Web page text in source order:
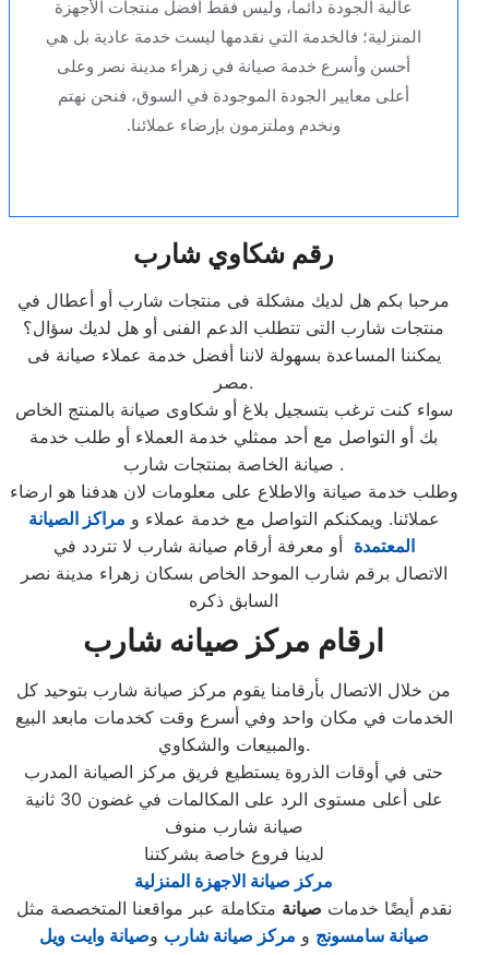
عالية الجودة دائماً، وليس فقط أفضل منتجات الأجهزة
المنزلية؛ فالخدمة التي نقدمها ليست خدمة عادية بل هي
أحسن وأسرع خدمة صيانة في زهراء مدينة نصر وعلى
أعلى معايير الجودة الموجودة في السوق، فنحن نهتم
ونخدم وملتزمون بإرضاء عملائنا.
رقم شكاوي شارب
مرحبا بكم هل لديك مشكلة فى منتجات شارب أو أعطال في
منتجات شارب التى تتطلب الدعم الفنى أو هل لديك سؤال؟
يمكننا المساعدة بسهولة لاننا أفضل خدمة عملاء صيانة فى
مصر.
سواء كنت ترغب بتسجيل بلاغ أو شكاوى صيانة بالمنتج الخاص
بك أو التواصل مع أحد ممثلي خدمة العملاء أو طلب خدمة
صيانة الخاصة بمنتجات شارب .
وطلب خدمة صيانة والاطلاع على معلومات لان هدفنا هو ارضاء
عملائنا. ويمكنكم التواصل مع خدمة عملاء و مراكز الصيانة
المعتمدة أو معرفة أرقام صيانة شارب لا تتردد في
الاتصال برقم شارب الموحد الخاص بسكان زهراء مدينة نصر
السابق ذكره
ارقام مركز صيانه شارب
من خلال الاتصال بأرقامنا يقوم مركز صيانة شارب بتوحيد كل
الخدمات في مكان واحد وفي أسرع وقت كخدمات مابعد البيع
والمبيعات والشكاوي.
حتى في أوقات الذروة يستطيع فريق مركز الصيانة المدرب
على أعلى مستوى الرد على المكالمات في غضون 30 ثانية
صيانة شارب منوف
لدينا فروع خاصة بشركتنا
مركز صيانة الاجهزة المنزلية
نقدم أيضًا خدمات صيانة متكاملة عبر مواقعنا المتخصصة مثل
صيانة سامسونج و مركز صيانة شارب وصيانة وايت ويل